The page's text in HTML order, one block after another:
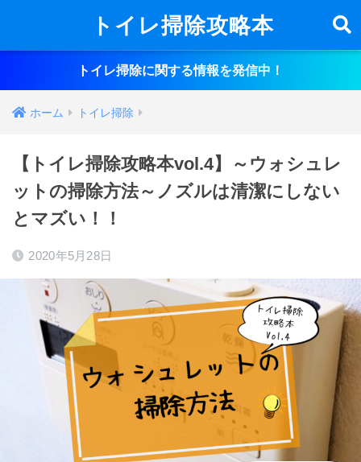
トイレ掃除攻略本
トイレ掃除に関する情報を発信中！
ホーム トイレ掃除
【トイレ掃除攻略本vol.4】～ウォシュレ
ットの掃除方法～ノズルは清潔にしない
とマズい！！
2020年5月28日